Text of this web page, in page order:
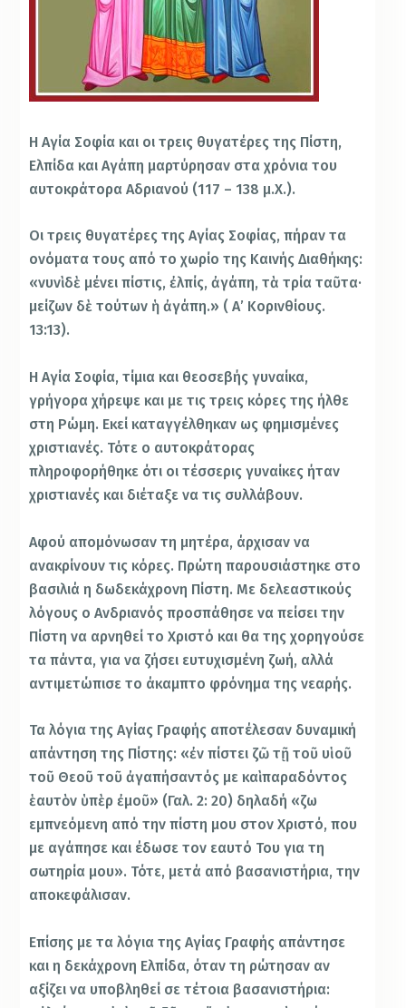
Η Αγία Σοφία και οι τρεις θυγατέρες της Πίστη,
Ελπίδα και Αγάπη μαρτύρησαν στα χρόνια του
αυτοκράτορα Αδριανού (117 – 138 μ.Χ.).
Οι τρεις θυγατέρες της Αγίας Σοφίας, πήραν τα
ονόματα τους από το χωρίο της Καινής Διαθήκης:
«νυνὶ δὲ μένει πίστις, ἐλπίς, ἀγάπη, τὰ τρία ταῦτα·
μείζων δὲ τούτων ἡ ἀγάπη.» ( Α’ Κορινθίους.
13:13).
Η Αγία Σοφία, τίμια και θεοσεβής γυναίκα,
γρήγορα χήρεψε και με τις τρεις κόρες της ήλθε
στη Ρώμη. Εκεί καταγγέλθηκαν ως φημισμένες
χριστιανές. Τότε ο αυτοκράτορας
πληροφορήθηκε ότι οι τέσσερις γυναίκες ήταν
χριστιανές και διέταξε να τις συλλάβουν.
Αφού απομόνωσαν τη μητέρα, άρχισαν να
ανακρίνουν τις κόρες. Πρώτη παρουσιάστηκε στο
βασιλιά η δωδεκάχρονη Πίστη. Με δελεαστικούς
λόγους ο Ανδριανός προσπάθησε να πείσει την
Πίστη να αρνηθεί το Χριστό και θα της χορηγούσε
τα πάντα, για να ζήσει ευτυχισμένη ζωή, αλλά
αντιμετώπισε το άκαμπτο φρόνημα της νεαρής.
Τα λόγια της Αγίας Γραφής αποτέλεσαν δυναμική
απάντηση της Πίστης: «ἐν πίστει ζῶ τῇ τοῦ υἱοῦ
τοῦ Θεοῦ τοῦ ἀγαπήσαντός με καὶ παραδόντος
ἑαυτὸν ὑπὲρ ἐμοῦ» (Γαλ. 2: 20) δηλαδή «ζω
εμπνεόμενη από την πίστη μου στον Χριστό, που
με αγάπησε και έδωσε τον εαυτό Του για τη
σωτηρία μου». Τότε, μετά από βασανιστήρια, την
αποκεφάλισαν.
Επίσης με τα λόγια της Αγίας Γραφής απάντησε
και η δεκάχρονη Ελπίδα, όταν τη ρώτησαν αν
αξίζει να υποβληθεί σε τέτοια βασανιστήρια: